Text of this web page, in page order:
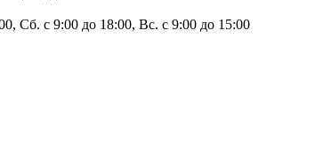
Сб. с 9:00 до 18:00, Вс. с 9:00 до 15:00